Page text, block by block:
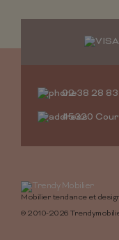
02 38 28 83
45320
Mobilier tendance et
© 2010-2026